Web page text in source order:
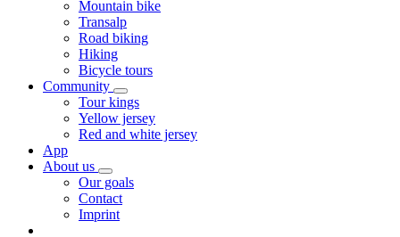
Mountain bike
Transalp
Road biking
Hiking
Bicycle tours
Community
Tour kings
Yellow jersey
Red and white jersey
App
About us
Our goals
Contact
Imprint